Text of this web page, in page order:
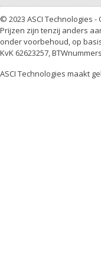
© 2023 ASCI Technologies
Prijzen zijn tenzij anders
onder voorbehoud, op
KvK 62623257,
ASCI Technologies maakt